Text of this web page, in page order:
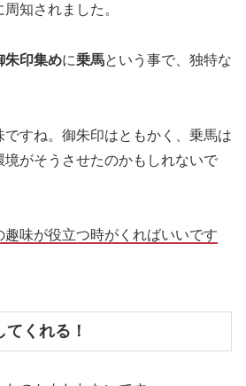
知されました。
朱印集めに乗馬という事で、独特な
すね。御朱印はともかく、乗馬は
境がそうさせたのかもしれないで
趣味が役立つ時がくればいいです
くれる！